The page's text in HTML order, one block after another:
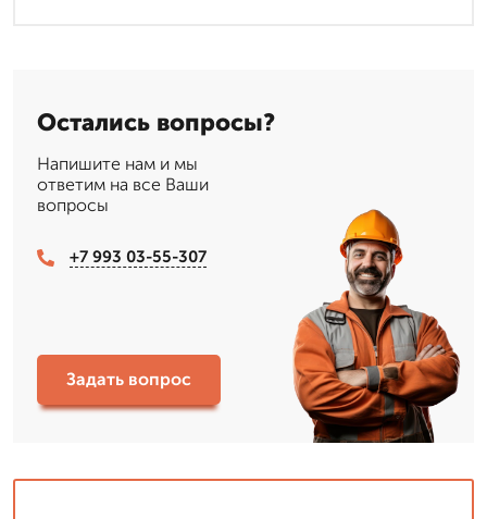
Остались вопросы?
Напишите нам и мы
ответим на все Ваши
вопросы
+7 993 03-55-307
Задать вопрос